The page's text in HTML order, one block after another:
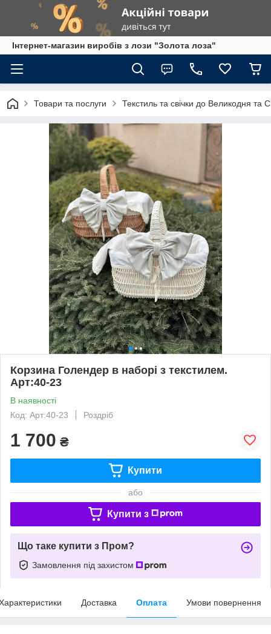
Інтернет-магазин виробів з лози "Золота лоза"
Товари та послуги Текстиль та свічки до Великодня та
Корзина Голендер в наборі з текстилем.
Арт:40-23
В наявності
Код: Арт:40-23
Роздріб
1 700 ₴
Купити
або
Купити з
Що таке купити з Пром?
Замовлення під захистом
Доставка Оплата Умови повернення